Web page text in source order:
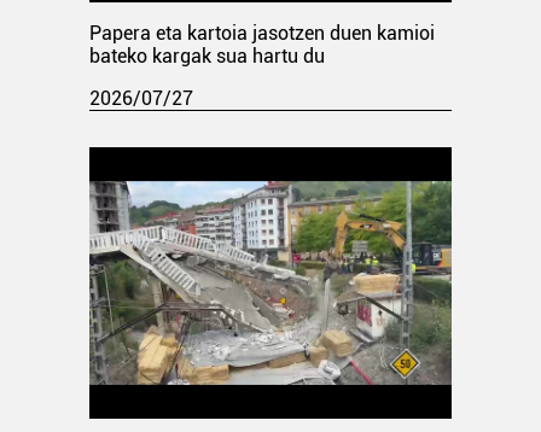
Papera eta kartoia jasotzen duen kamioi
bateko kargak sua hartu du
2026/07/27